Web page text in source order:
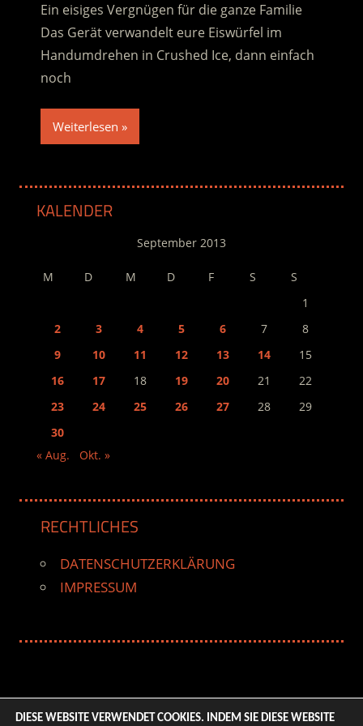
Ein eisiges Vergnügen für die ganze Familie
Das Gerät verwandelt eure Eiswürfel im
Handumdrehen in Crushed Ice, dann einfach
noch
Weiterlesen
KALENDER
September 2013
M D M D F S
S
1
2
3 4 5 6 7
8
9
10 11 12 13 14
15
16
17 18 19 20 21
22
23
24 25 26 27 28
29
30
« Aug.
Okt. »
RECHTLICHES
DATENSCHUTZERKLÄRUNG
IMPRESSUM
DIESE WEBSITE VERWENDET COOKIES. INDEM SIE DIESE WEBSITE